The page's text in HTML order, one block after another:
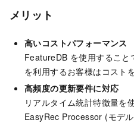
メリット
高いコストパフォーマンス
FeatureDB を使用すること
を利用するお客様はコスト
高頻度の更新要件に対応
リアルタイム統計特徴量を
EasyRec Processor (モデ